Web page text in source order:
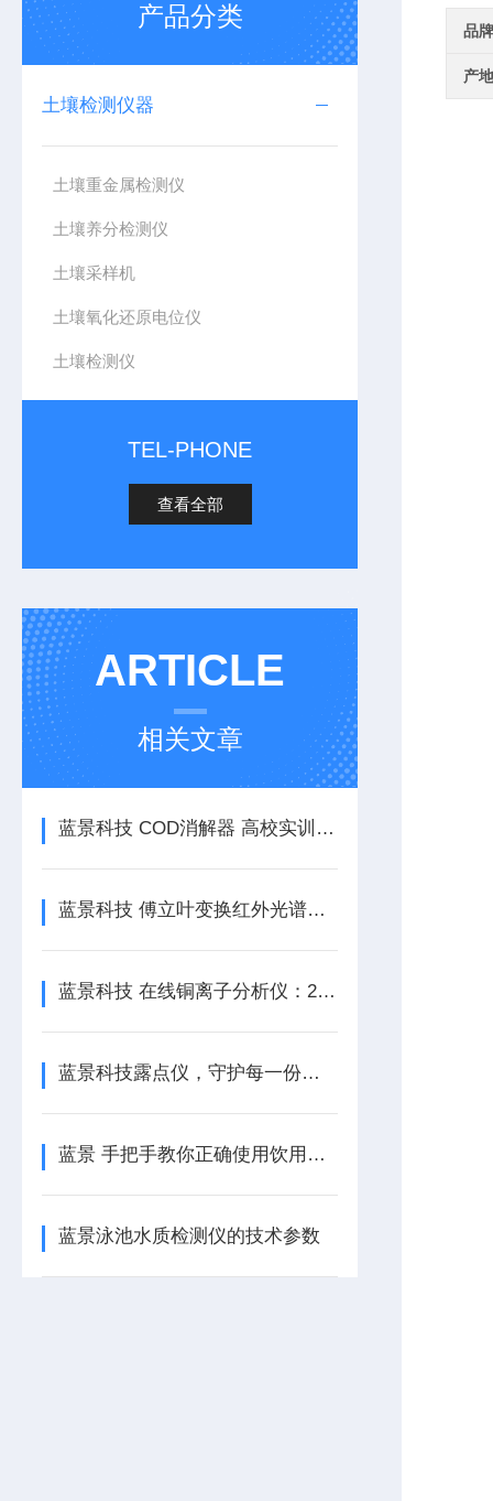
产品分类
土壤检测仪器
土壤重金属检测仪
土壤养分检测仪
土壤采样机
土壤氧化还原电位仪
土壤检测仪
TEL-PHONE
查看全部
ARTICLE
相关文章
蓝景科技 COD消解器 高校实训教学标准化平台
蓝景科技 傅立叶变换红外光谱仪：材料分析的利器
蓝景科技 在线铜离子分析仪：24位ADC提升测量稳定性
蓝景科技露点仪，守护每一份气体安全
蓝景 手把手教你正确使用饮用水在线监测仪｜新手也能轻松上手的操作指南
蓝景泳池水质检测仪的技术参数
品牌
产